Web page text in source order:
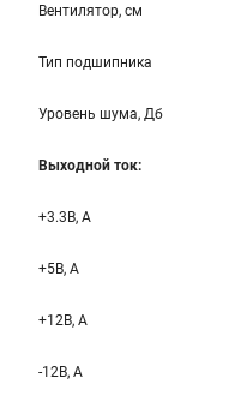
Вентилятор, см
Тип подшипника
Уровень шума, Дб
Выходной ток:
+3.3B, А
+5B, А
+12B, A
-12B, A